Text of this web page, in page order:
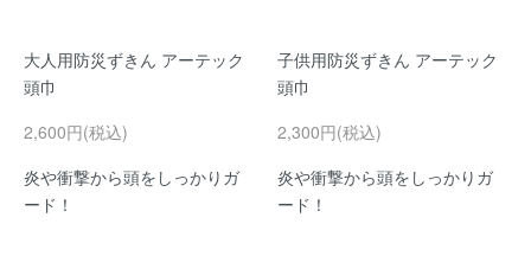
大人用防災ずきん アーテック
頭巾
2,600円(税込)
炎や衝撃から頭をしっかりガ
ード！
子供用防災ずきん アーテック
頭巾
2,300円(税込)
炎や衝撃から頭をしっかりガ
ード！